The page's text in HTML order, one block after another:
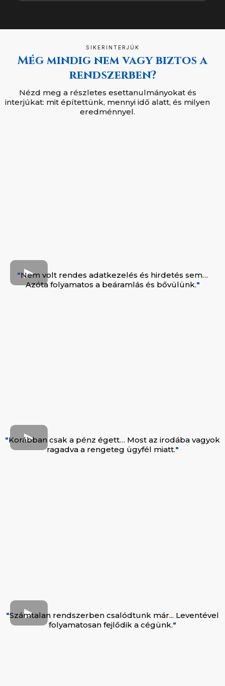
SIKERINTERJÚK
Még mindig nem vagy biztos a
rendszerben?
Nézd meg a részletes esettanulmányokat és
interjúkat: mit építettünk, mennyi idő alatt, és milyen
eredménnyel.
"Nem volt rendes adatkezelés és hirdetés sem…
Azóta folyamatos a beáramlás és bővülünk."
"Korábban csak a pénz égett… Most az irodába vagyok
ragadva a rengeteg ügyfél miatt."
"Számtalan rendszerben csalódtunk már... Leventével
folyamatosan fejlődik a cégünk."